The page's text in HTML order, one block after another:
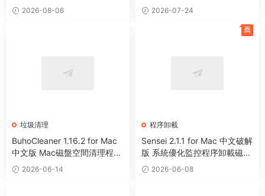
清理工具
2026-08-06
序卸載清理工具
2026-07-24
垃圾清理
BuhoCleaner 1.16.2 for Mac
中文版 Mac磁盤空間清理程序
卸載系統優化工具
2026-06-14
程序卸載
Sensei 2.1.1 for Mac 中文破解
版 系統優化監控程序卸載磁盤
清理工具
2026-06-08
薦